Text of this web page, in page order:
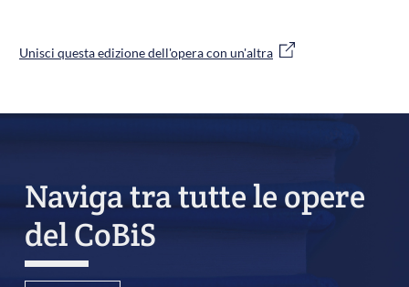
Unisci questa edizione dell'opera con un'altra
Naviga tra tutte le opere
del CoBiS